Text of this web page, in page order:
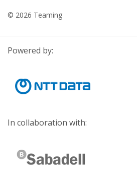
© 2026 Teaming
Powered by:
In collaboration with: